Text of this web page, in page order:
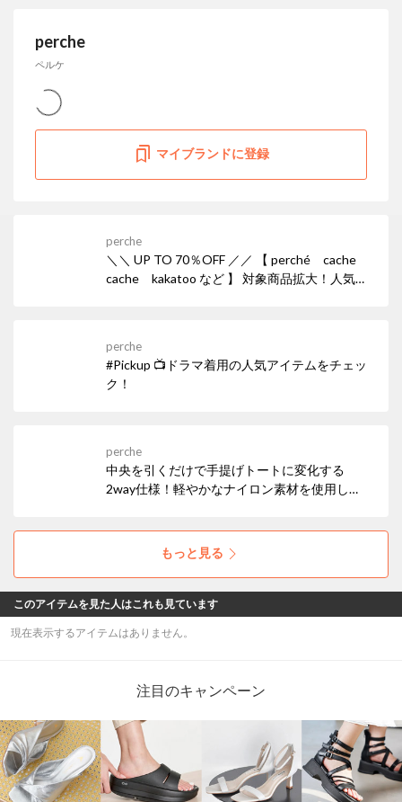
perche
ペルケ
マイブランドに登録
perche
＼＼ UP TO 70％OFF ／／ 【 perché cache
cache kakatoo など 】 対象商品拡大！人気ア
perche
#Pickup 📺ドラマ着用の人気アイテムをチェッ
ク！
perche
中央を引くだけで手提げトートに変化する
2way仕様！軽やかなナイロン素材を使用し
もっと見る
このアイテムを見た人はこれも見ています
現在表示するアイテムはありません。
注目のキャンペーン